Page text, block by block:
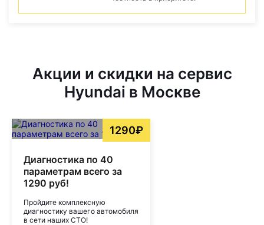
Акции и скидки на сервис
Hyundai в Москве
1290₽
Диагностика по 40
параметрам всего за
1290 руб!
Пройдите комплексную
диагностику вашего автомобиля
в сети наших СТО!